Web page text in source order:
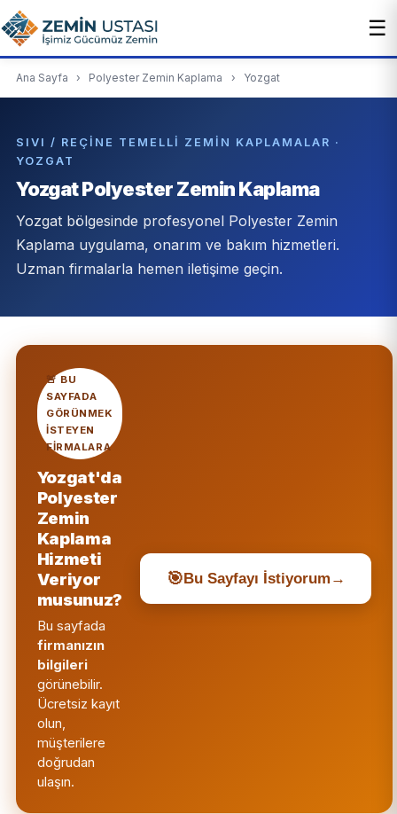
☰
Ana Sayfa › Polyester Zemin Kaplama › Yozgat
SIVI / REÇINE TEMELLI ZEMIN KAPLAMALAR ·
YOZGAT
Yozgat Polyester Zemin Kaplama
Yozgat bölgesinde profesyonel Polyester Zemin
Kaplama uygulama, onarım ve bakım hizmetleri.
Uzman firmalarla hemen iletişime geçin.
🚨 BU
SAYFADA
GÖRÜNMEK
ISTEYEN
FIRMALARA
Yozgat'da
Polyester
Zemin
Kaplama
Hizmeti
Veriyor
musunuz?
Bu sayfada
firmanızın
bilgileri
görünebilir.
Ücretsiz kayıt
olun,
müşterilere
doğrudan
ulaşın.
🎯Bu Sayfayı İstiyorum →